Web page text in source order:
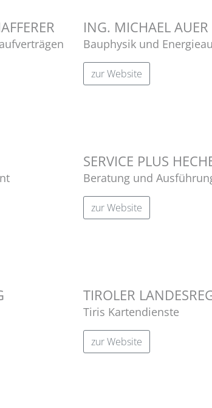
ING. MICHAEL AUER
Bauphysik und
zur Website
SERVICE PLUS
Beratung und
zur Website
TIROLER
Tiris Kartendienste
zur Website